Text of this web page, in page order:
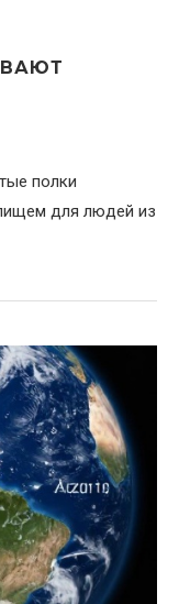
полки
для людей из